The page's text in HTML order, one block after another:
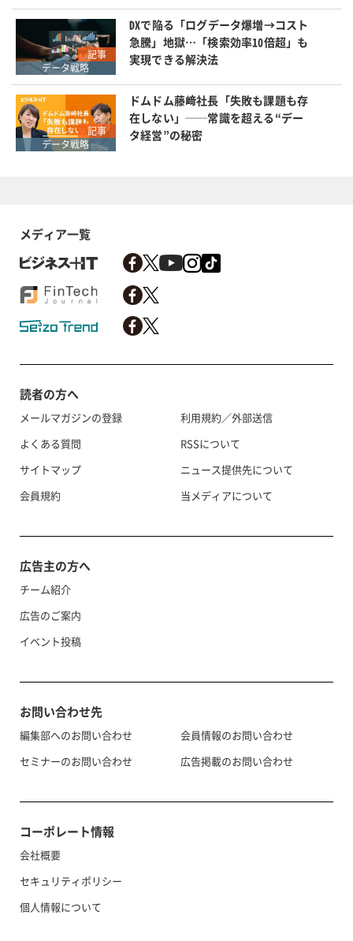
記事
データ戦略
DXで陥る「ログデータ爆増→コスト
急騰」地獄…「検索効率10倍超」も
実現できる解決法
記事
データ戦略
ドムドム藤﨑社長「失敗も課題も存
在しない」──常識を超える“デー
タ経営”の秘密
メディア一覧
読者の方へ
メールマガジンの登録
よくある質問
サイトマップ
会員規約
利用規約／外部送信
RSSについて
ニュース提供先について
当メディアについて
広告主の方へ
チーム紹介
広告のご案内
イベント投稿
お問い合わせ先
編集部へのお問い合わせ
セミナーのお問い合わせ
会員情報のお問い合わせ
広告掲載のお問い合わせ
コーポレート情報
会社概要
セキュリティポリシー
個人情報について